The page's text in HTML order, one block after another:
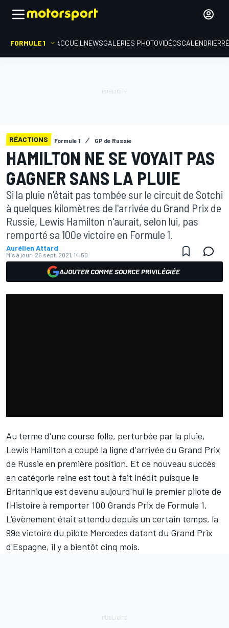
FORMULE 1 ACCUEIL NEWSGALERIES PHOTOVIDÉOSCALENDRIER
RÉACTIONS Formule 1 GP de Russie
HAMILTON NE SE VOYAIT PAS
GAGNER SANS LA PLUIE
Si la pluie n'était pas tombée sur le circuit de Sotchi
à quelques kilomètres de l'arrivée du Grand Prix de
Russie, Lewis Hamilton n'aurait, selon lui, pas
remporté sa 100e victoire en Formule 1.
Aurélien Attard
Mis à jour: 26 sept. 2021, 14:50
AJOUTER COMME SOURCE PRIVILÉGIÉE
Au terme d'une course folle, perturbée par la pluie,
Lewis Hamilton a coupé la ligne d'arrivée du Grand Prix
de Russie en première position. Et ce nouveau succès
en catégorie reine est tout à fait inédit puisque le
Britannique est devenu aujourd'hui le premier pilote de
l'Histoire à remporter 100 Grands Prix de Formule 1.
L'évènement était attendu depuis un certain temps, la
99e victoire du pilote Mercedes datant du Grand Prix
d'Espagne, il y a bientôt cinq mois.